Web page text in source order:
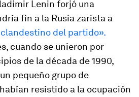
Lenin forjó una
fin a la Rusia zarista a
del partido».
cuando se unieron por
de la década de 1990,
pequeño grupo de
resistido a la ocupación